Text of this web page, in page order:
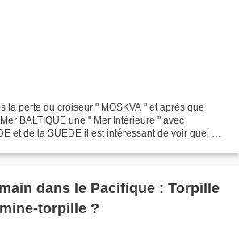
la perte du croiseur " MOSKVA " et après que
BALTIQUE une " Mer Intérieure " avec
et de la SUEDE il est intéressant de voir quel est
dans le Pacifique : Torpille
torpille ?